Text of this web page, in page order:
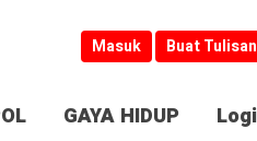
Masuk Buat Tulisan
GAYA HIDUP